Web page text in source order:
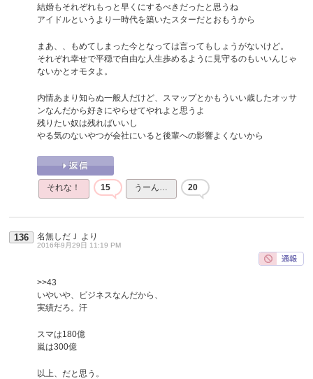
結婚もそれぞれもっと早くにするべきだったと思うね
アイドルというより一時代を築いたスターだとおもうから
まあ、、もめてしまった今となっては言ってもしょうがないけど。
それぞれ幸せで平穏で自由な人生歩めるように見守るのもいいんじゃ
ないかとオモタよ。
内情あまり知らぬ一般人だけど、スマップとかもういい歳したオッサ
ンなんだから好きにやらせてやれよと思うよ
残りたい奴は残ればいいし
やる気のないやつが会社にいると後輩への影響よくないから
それな！ 15 うーん… 20
136 名無しだＪ より
2016年9月29日 11:19 PM
>>43
いやいや、ビジネスなんだから、
実績だろ。汗
スマは180億
嵐は300億
以上、だと思う。